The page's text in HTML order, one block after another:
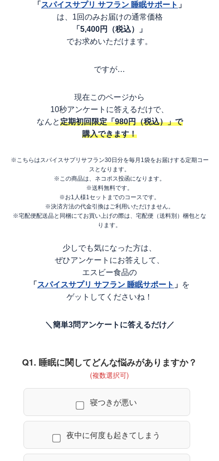
「 スパイスサプリ サフラン 睡眠サポート 」
は、1回のみお届けの通常価格
「5,400円（税込）」
でお求めいただけます。
ですが…
現在このページから
10秒アンケートに答えるだけで、
なんと定期初回限定「980円（税込）」で
購入できます！
※こちらはスパイスサプリサフラン30日分を毎月1袋をお届けする定期コー
スとなります。
※この商品は、ネコポス投函になります。
※送料無料です。
※お1人様1セットまでのコースです。
※決済方法の代金引換はご利用いただけません。
※宅配便配送品と同梱にてお買い上げの際は、宅配便（送料別）梱包とな
ります。
少しでも気になった方は、
ぜひアンケートにお答えして、
エスビー食品の
「 スパイスサプリ サフラン 睡眠サポート 」 を
ゲットしてくださいね！
＼簡単3問アンケートに答えるだけ／
Q1. 睡眠に関してどんな悩みがありますか？
(複数選択可)
寝つきが悪い
夜中に何度も起きてしまう